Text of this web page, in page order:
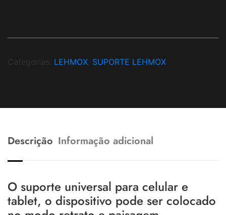
Categorias: LEHMOX SUPORTE LEHMOX
Descrição Informação adicional
O suporte universal para celular e
tablet, o dispositivo pode ser colocado